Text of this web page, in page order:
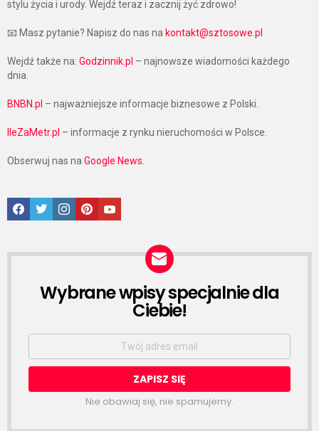
stylu życia i urody. Wejdź teraz i zacznij żyć zdrowo!
📧 Masz pytanie? Napisz do nas na kontakt@sztosowe.pl
Wejdź także na: Godzinnik.pl – najnowsze wiadomości każdego
dnia.
BNBN.pl – najważniejsze informacje biznesowe z Polski.
IleZaMetr.pl – informacje z rynku nieruchomości w Polsce.
Obserwuj nas na Google News
Facebook
TwitterInstagramPinterestGoogle News
NEWSLETTER
Wybrane wpisy specjalnie dla
Ciebie!
Email
Nie obawiaj się, nie spamujemy.